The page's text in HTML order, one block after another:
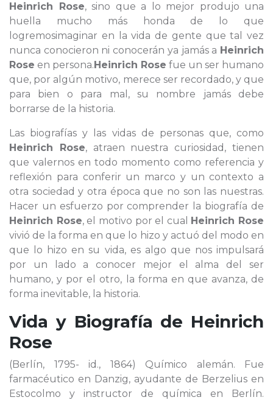
Heinrich Rose, sino que a lo mejor produjo una
huella mucho más honda de lo que
logremosimaginar en la vida de gente que tal vez
nunca conocieron ni conocerán ya jamás a Heinrich
Rose en persona.Heinrich Rose fue un ser humano
que, por algún motivo, merece ser recordado, y que
para bien o para mal, su nombre jamás debe
borrarse de la historia.
Las biografías y las vidas de personas que, como
Heinrich Rose, atraen nuestra curiosidad, tienen
que valernos en todo momento como referencia y
reflexión para conferir un marco y un contexto a
otra sociedad y otra época que no son las nuestras.
Hacer un esfuerzo por comprender la biografía de
Heinrich Rose, el motivo por el cual Heinrich Rose
vivió de la forma en que lo hizo y actuó del modo en
que lo hizo en su vida, es algo que nos impulsará
por un lado a conocer mejor el alma del ser
humano, y por el otro, la forma en que avanza, de
forma inevitable, la historia.
Vida y Biografía de Heinrich
Rose
(Berlín, 1795- id., 1864) Químico alemán. Fue
farmacéutico en Danzig, ayudante de Berzelius en
Estocolmo y instructor de química en Berlín.